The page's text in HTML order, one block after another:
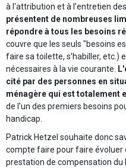
à l'attribution et à l'entretien
présentent de nombreuses
répondre à tous les besoins
couvre que les seuls "besoins
faire sa toilette, s'habiller, etc.)
nécessaires à la vie courante.
cité par des personnes en
ménagère qui est totalement
de l'un des premiers besoins
handicap.
Patrick Hetzel souhaite donc
compte faire pour faire évoluer
prestation de compensation